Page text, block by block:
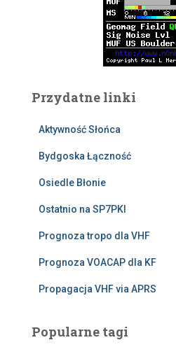
Przydatne linki
Aktywność Słońca
Bydgoska Łączność
Osiedle Błonie
Ostatnio na SP7PKI
Prognoza tropo dla VHF
Prognoza VOACAP dla KF
Propagacja VHF via APRS
Popularne tagi